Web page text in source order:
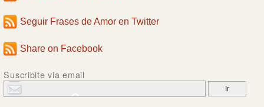
Seguir Frases de Amor en Twitter
Share on Facebook
Suscribite via email